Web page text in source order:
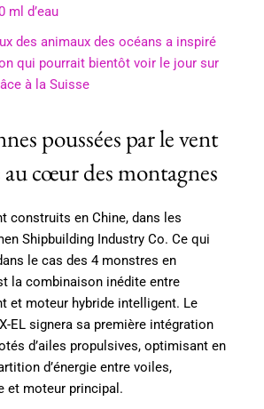
ml d’eau
des animaux des océans a inspiré
qui pourrait bientôt voir le jour sur
à la Suisse
poussées par le vent
au cœur des montagnes
construits en Chine, dans les
Shipbuilding Industry Co. Ce qui
le cas des 4 monstres en
la combinaison inédite entre
et moteur hybride intelligent. Le
EL signera sa première intégration
d’ailes propulsives, optimisant en
d’énergie entre voiles,
et moteur principal.